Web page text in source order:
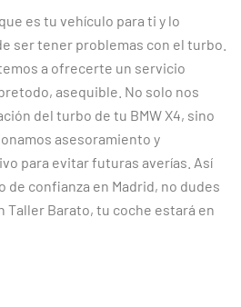
es tu vehículo para ti y lo
ser tener problemas con el turbo.
a ofrecerte un servicio
asequible. No solo nos
del turbo de tu BMW X4, sino
asesoramiento y
para evitar futuras averías. Así
de confianza en Madrid, no dudes
Taller Barato, tu coche estará en